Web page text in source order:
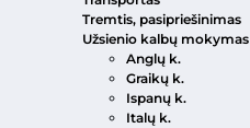
Tremtis, pasipriešinimas
Užsienio kalbų mokymas
Anglų k.
Graikų k.
Ispanų k.
Italų k.